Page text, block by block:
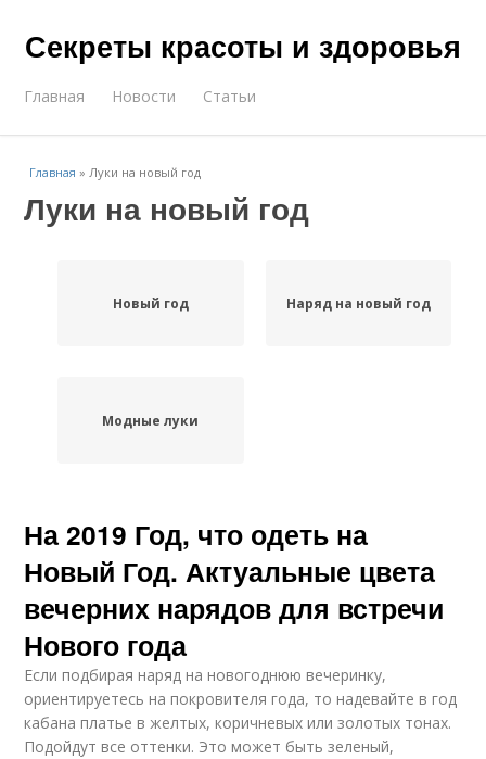
Секреты красоты и здоровья
Главная Новости Статьи
Главная »Луки на новый год
Луки на новый год
Новый год Наряд на новый год
Модные луки
На 2019 Год, что одеть на
Новый Год. Актуальные цвета
вечерних нарядов для встречи
Нового года
Если подбирая наряд на новогоднюю вечеринку,
ориентируетесь на покровителя года, то надевайте в год
кабана платье в желтых, коричневых или золотых тонах.
Подойдут все оттенки. Это может быть зеленый,